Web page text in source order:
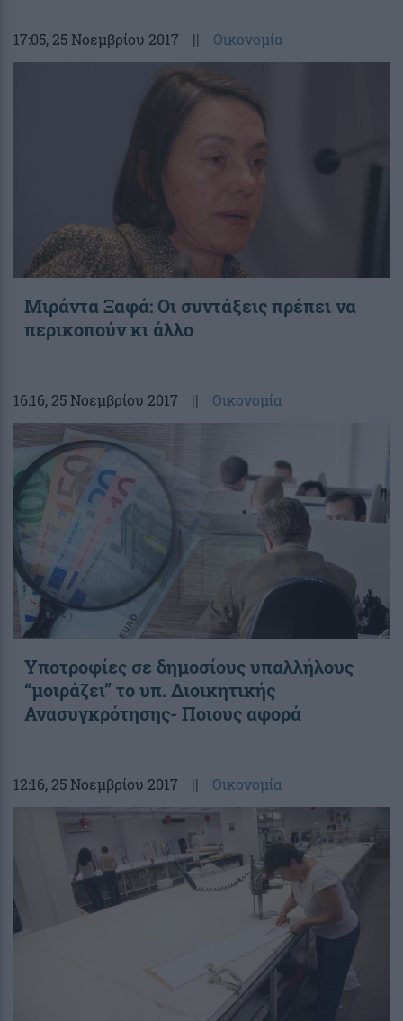
17:05, 25 Νοεμβρίου 2017 || Οικονομία
Μιράντα Ξαφά: Οι συντάξεις πρέπει να
περικοπούν κι άλλο
16:16, 25 Νοεμβρίου 2017 || Οικονομία
Υποτροφίες σε δημοσίους υπαλλήλους
“μοιράζει” το υπ. Διοικητικής
Ανασυγκρότησης- Ποιους αφορά
12:16, 25 Νοεμβρίου 2017 || Οικονομία